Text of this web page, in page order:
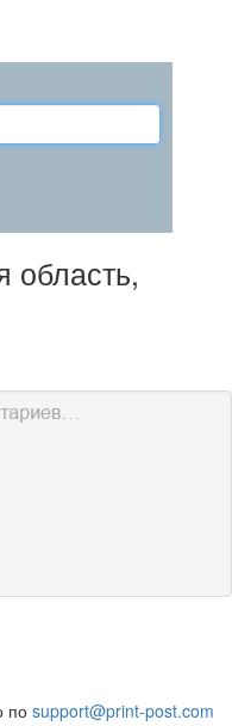
область,
по support@print-post.com